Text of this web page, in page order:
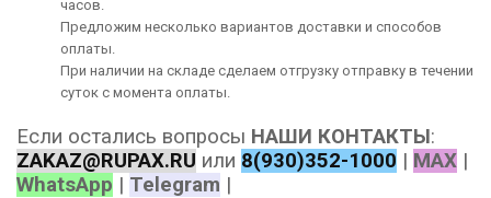
часов.
Предложим несколько вариантов доставки и способов
оплаты
При наличии на складе сделаем отгрузку отправку в течении
суток с момента оплаты.
Если остались вопросы НАШИ КОНТАКТЫ:
ZAKAZ@RUPAX.RU или 8(930)352-1000 | MAX |
WhatsApp | Telegram |